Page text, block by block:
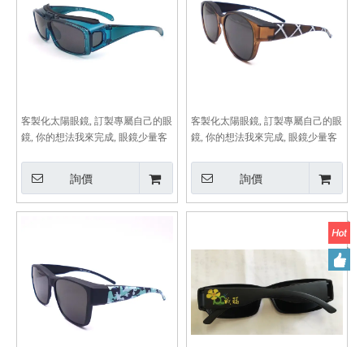
客製化太陽眼鏡, 訂製專屬自己的眼
鏡, 你的想法我來完成, 眼鏡少量客
詢價
客製化太陽眼鏡, 訂製專屬自己的眼
鏡, 你的想法我來完成, 眼鏡少量客
詢價